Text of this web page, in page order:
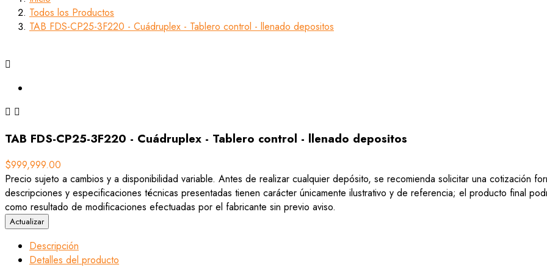
Todos los Productos
TAB FDS-CP25-3F220 - Cuádruplex - Tablero control - llenado depositos

 
TAB FDS-CP25-3F220 - Cuádruplex - Tablero control - llenado depositos
$999,999.00
Precio sujeto a cambios y a disponibilidad variable. Antes de realizar cualquier depósito, se recomienda solicitar una cotización
descripciones y especificaciones técnicas presentadas tienen carácter únicamente ilustrativo y de referencia; el producto final
como resultado de modificaciones efectuadas por el fabricante sin previo aviso.
Descripción
Detalles del producto